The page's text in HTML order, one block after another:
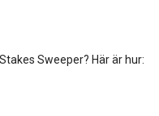
Sweeper? Här är hur: